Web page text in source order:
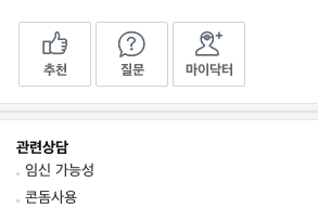
추천 질문 마이닥터
관련상담
임신 가능성
콘돔사용